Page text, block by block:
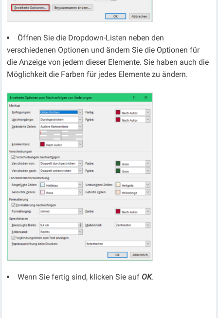
Öffnen Sie die Dropdown-Listen neben den
verschiedenen Optionen und ändern Sie die Optionen für
die Anzeige von jedem dieser Elemente. Sie haben auch die
Möglichkeit die Farben für jedes Elemente zu ändern.
Wenn Sie fertig sind, klicken Sie auf OK.